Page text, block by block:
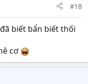
#18
biết bẩn biết thối
cơ